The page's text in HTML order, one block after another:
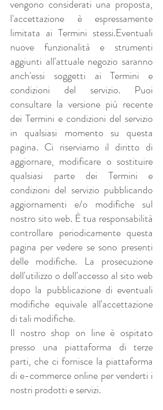
vengono considerati una proposta,
l'accettazione è espressamente
limitata ai Termini stessi.Eventuali
nuove funzionalità e strumenti
aggiunti all'attuale negozio saranno
anch'essi soggetti ai Termini e
condizioni del servizio. Puoi
consultare la versione più recente
dei Termini e condizioni del servizio
in qualsiasi momento su questa
pagina. Ci riserviamo il diritto di
aggiornare, modificare o sostituire
qualsiasi parte dei Termini e
condizioni del servizio pubblicando
aggiornamenti e/o modifiche sul
nostro sito web. È tua responsabilità
controllare periodicamente questa
pagina per vedere se sono presenti
delle modifiche. La prosecuzione
dell'utilizzo o dell'accesso al sito web
dopo la pubblicazione di eventuali
modifiche equivale all'accettazione
di tali modifiche.
Il nostro shop on line è ospitato
presso una piattaforma di terze
parti, che ci fornisce la piattaforma
di e-commerce online per venderti i
nostri prodotti e servizi.